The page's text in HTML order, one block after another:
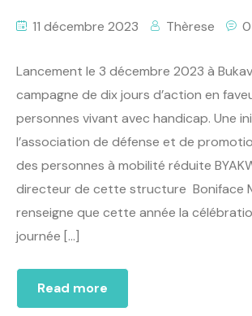
11 décembre 2023 Thèrese
Lancement le 3 décembre 2023 à
campagne de dix jours d’action en
personnes vivant avec handicap. Une
l’association de défense et de
des personnes à mobilité réduite
directeur de cette structure Boniface
renseigne que cette année la
journée […]
Read more